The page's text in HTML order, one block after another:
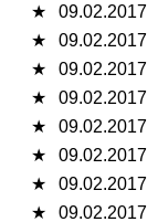
★
09.02.2017
★
09.02.2017
★
09.02.2017
★
09.02.2017
★
09.02.2017
★
09.02.2017
★
09.02.2017
★
09.02.2017